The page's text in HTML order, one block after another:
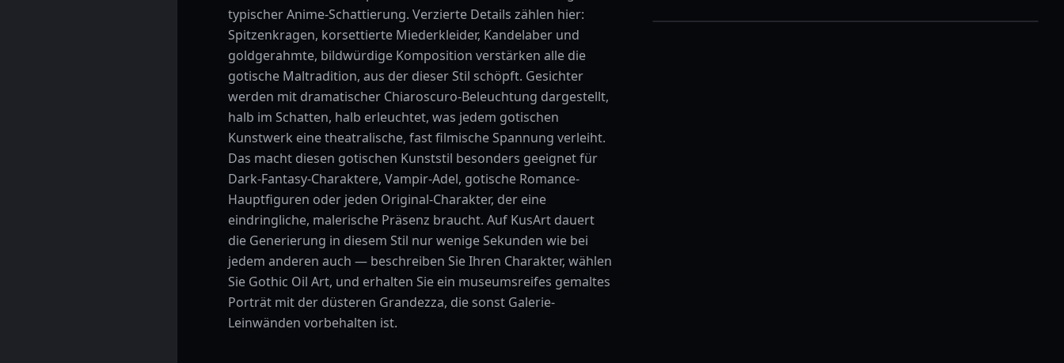
typischer Anime-Schattierung. Verzierte Details zählen hier:
Spitzenkragen, korsettierte Miederkleider, Kandelaber und
goldgerahmte, bildwürdige Komposition verstärken alle die
gotische Maltradition, aus der dieser Stil schöpft. Gesichter
werden mit dramatischer Chiaroscuro-Beleuchtung dargestellt,
halb im Schatten, halb erleuchtet, was jedem gotischen
Kunstwerk eine theatralische, fast filmische Spannung verleiht.
Das macht diesen gotischen Kunststil besonders geeignet für
Dark-Fantasy-Charaktere, Vampir-Adel, gotische Romance-
Hauptfiguren oder jeden Original-Charakter, der eine
eindringliche, malerische Präsenz braucht. Auf KusArt dauert
die Generierung in diesem Stil nur wenige Sekunden wie bei
jedem anderen auch — beschreiben Sie Ihren Charakter, wählen
Sie Gothic Oil Art, und erhalten Sie ein museumsreifes gemaltes
Porträt mit der düsteren Grandezza, die sonst Galerie-
Leinwänden vorbehalten ist.